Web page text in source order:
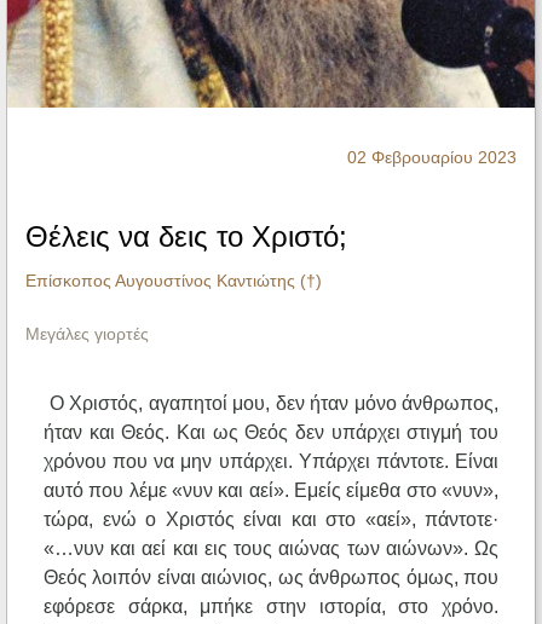
Ηχητικά
02 Φεβρουαρίου 2023
Θέλεις να δεις το Χριστό;
Επίσκοπος Αυγουστίνος Καντιώτης (†)
Μεγάλες γιορτές
Ο Χριστός, αγαπητοί μου, δεν ήταν μόνο άνθρωπος,
ήταν και Θεός. Και ως Θεός δεν υπάρχει στιγμή του
χρόνου που να μην υπάρχει. Υπάρχει πάντοτε. Είναι
αυτό που λέμε «νυν και αεί». Εμείς είμεθα στο «νυν»,
τώρα, ενώ ο Χριστός είναι και στο «αεί», πάντοτε·
«…νυν και αεί και εις τους αιώνας των αιώνων». Ως
Θεός λοιπόν είναι αιώνιος, ως άνθρωπος όμως, που
εφόρεσε σάρκα, μπήκε στην ιστορία, στο χρόνο.